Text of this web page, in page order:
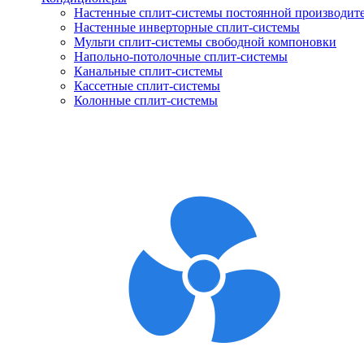
Настенные сплит-системы постоянной
Настенные инверторные сплит-системы
Мульти сплит-системы свободной компоновки
Напольно-потолочные сплит-системы
Канальные сплит-системы
Кассетные сплит-системы
Колонные сплит-системы